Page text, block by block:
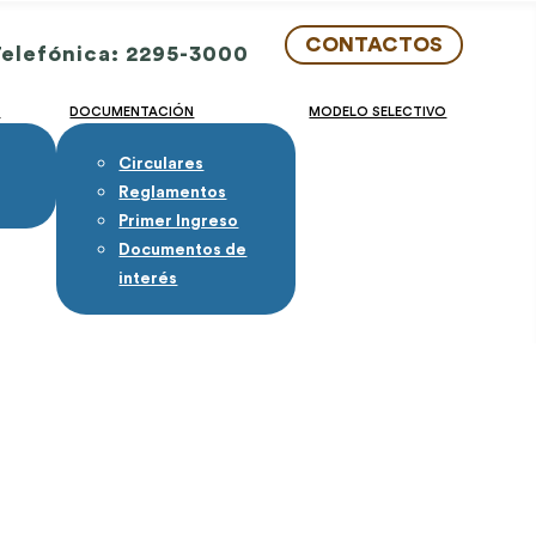
2295-3000 CONTACTOS
DOCUMENTACIÓN
Circulares
Reglamentos
Primer Ingreso
Documentos de
interés
MODELO SELECTIVO